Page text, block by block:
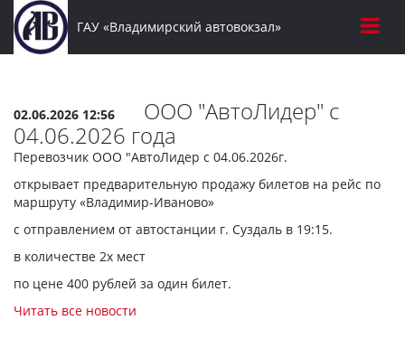
ГАУ «Владимирский автовокзал»
02.06.2026 12:56
ООО "АвтоЛидер" с
04.06.2026 года
Перевозчик ООО "АвтоЛидер с 04.06.2026г.
открывает предварительную продажу билетов на рейс по
маршруту «Владимир-Иваново»
с отправлением от автостанции г. Суздаль в 19:15.
в количестве 2х мест
по цене 400 рублей за один билет.
Читать все новости